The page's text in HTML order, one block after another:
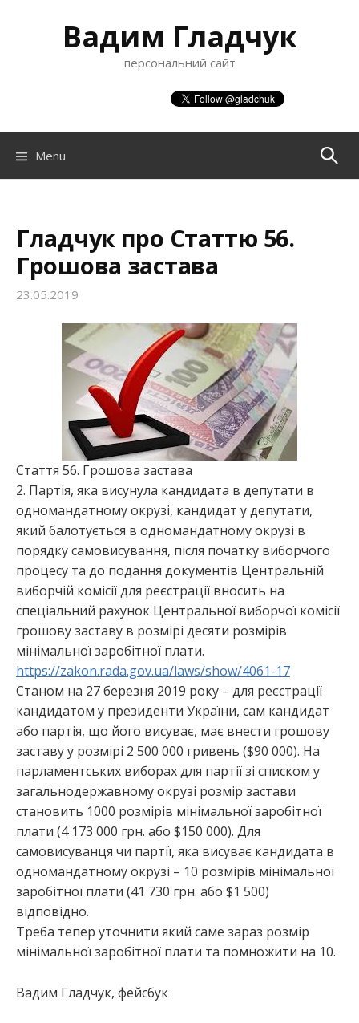
c
Вадим Гладчук
персональний сайт
Menu П
Гладчук про Статтю 56.
Грошова застава
23.05.2019
Стаття 56. Грошова застава
2. Партія, яка висунула кандидата в депутати в
одномандатному окрузі, кандидат у депутати,
який балотується в одномандатному окрузі в
порядку самовисування, після початку виборчого
процесу та до подання документів Центральній
виборчій комісії для реєстрації вносить на
спеціальний рахунок Центральної виборчої комісії
грошову заставу в розмірі десяти розмірів
мінімальної заробітної плати.
https://zakon.rada.gov.ua/laws/show/4061-17
Станом на 27 березня 2019 року – для реєстрації
кандидатом у президенти України, сам кандидат
або партія, що його висуває, має внести грошову
заставу у розмірі 2 500 000 гривень ($90 000). На
парламентських виборах для партії зі списком у
загальнодержавному окрузі розмір застави
становить 1000 розмірів мінімальної заробітної
плати (4 173 000 грн. або $150 000). Для
самовисуванця чи партії, яка висуває кандидата в
одномандатному окрузі – 10 розмірів мінімальної
заробітної плати (41 730 грн. або $1 500)
відповідно.
Треба тепер уточнити який саме зараз розмір
мінімальної заробітної плати та помножити на 10.
Вадим Гладчук, фейсбук